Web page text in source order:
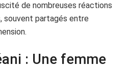
de nombreuses réactions
souvent partagés entre
: Une femme